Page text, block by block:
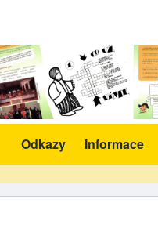
Publikace a pomůcky sub-
Odkazy Informace